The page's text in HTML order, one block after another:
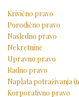
Krivično pravo
Porodično pravo
Nasledno pravo
Nekretnine
Upravno pravo
Radno pravo
Naplata potraživanja
Korporativno pravo